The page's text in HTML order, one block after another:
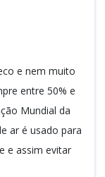
e nem muito
entre 50% e
Mundial da
ar é usado para
e assim evitar